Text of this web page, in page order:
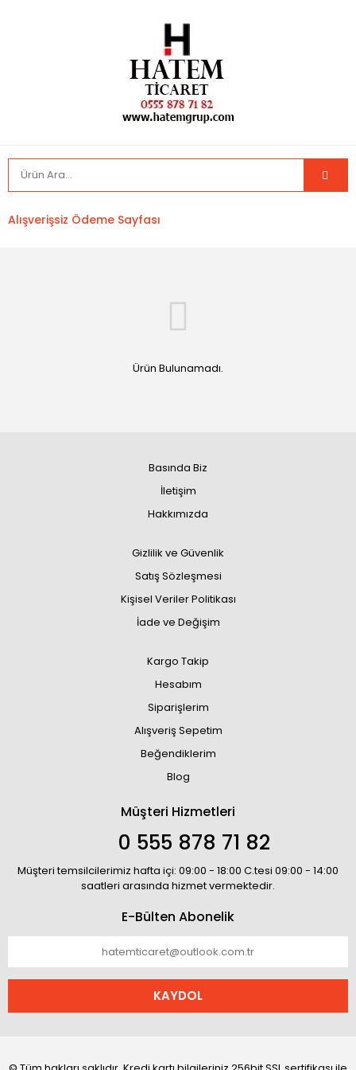
Alışverişsiz Ödeme Sayfası
Ürün Bulunamadı.
Basında Biz
İletişim
Hakkımızda
Gizlilik ve Güvenlik
Satış Sözleşmesi
Kişisel Veriler Politikası
İade ve Değişim
Kargo Takip
Hesabım
Siparişlerim
Alışveriş Sepetim
Beğendiklerim
Blog
Müşteri Hizmetleri
0 555 878 71 82
Müşteri temsilcilerimiz hafta içi: 09:00 - 18:00 C.tesi 09:00 - 14:00
saatleri arasında hizmet vermektedir.
E-Bülten Abonelik
KAYDOL